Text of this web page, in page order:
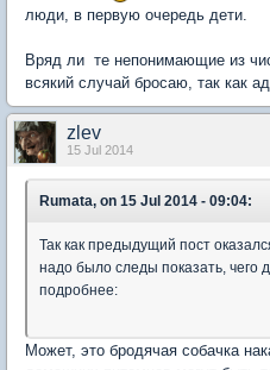
люди, в первую очередь дети.
Вряд ли те непонимающие из
всякий случай бросаю, так как
zlev
15 Jul 2014
Rumata, on 15 Jul 2014 - 09:04:
Так как предыдущий пост
надо было следы показать, чего
подробнее:
Может, это бродячая собачка